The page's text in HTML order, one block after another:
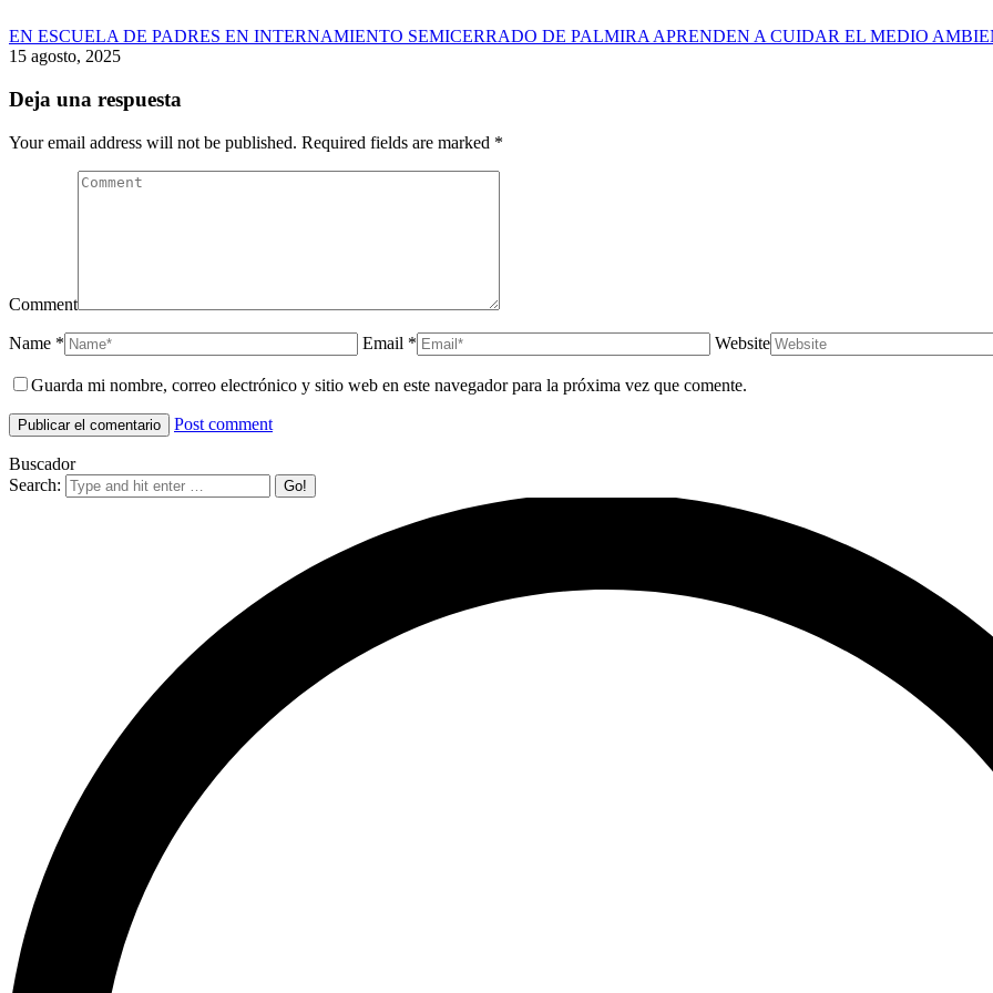
EN ESCUELA DE PADRES EN INTERNAMIENTO SEMICERRADO DE PALMIRA APRENDEN A CUIDAR EL MEDIO
15 agosto, 2025
Deja una respuesta
Your email address will not be published. Required fields are marked *
Comment
Name * Email * Website
Guarda mi nombre, correo electrónico y sitio web en este navegador para la próxima vez que comente.
Post comment
Buscador
Search: